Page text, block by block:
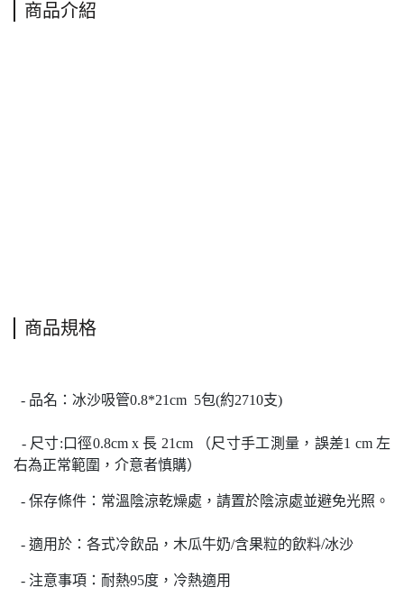
商品介紹
商品規格
- 品名： 冰沙吸管0.8*21cm 5包(約2710支)
- 尺寸:口徑0.8cmx 長 21cm （尺寸手工測量，誤差1 cm 左
右為正常範圍，介意者慎購）
- 保存條件：常溫陰涼乾燥處， 請置於陰涼處並避免光照。
- 適用於：各式冷飲品， 木瓜牛奶/含果粒的飲料/冰沙
- 注意事項：耐熱95度 ，冷熱適用